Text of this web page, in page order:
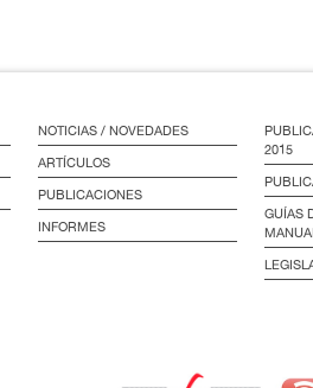
NOTICIAS / NOVEDADES
ARTÍCULOS
PUBLICACIONES
INFORMES
2015
GUÍAS